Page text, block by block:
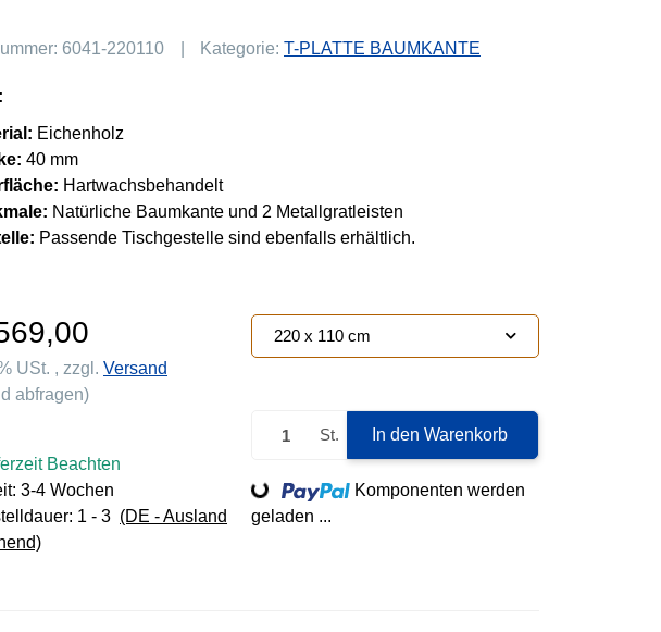
6041-220110 Kategorie: T-PLATTE BAUMKANTE
Eichenholz
40 mm
Hartwachsbehandelt
Natürliche Baumkante und 2 Metallgratleisten
Passende Tischgestelle sind ebenfalls erhältlich.
USt. , zzgl. Versand
abfragen)
Beachten
3-4 Wochen
1 - 3 (DE - Ausland
220 x 110 cm
St. In den Warenkorb
Loading...
Komponenten werden
geladen ...